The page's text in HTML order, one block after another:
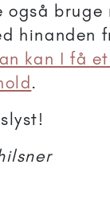
også bruge
hinanden
kan I få
.